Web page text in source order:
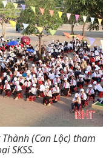
(Can Lộc) tham
SKSS.